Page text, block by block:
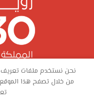
نحن نستخدم ملفات تعريف
من خلال تصفح هذا